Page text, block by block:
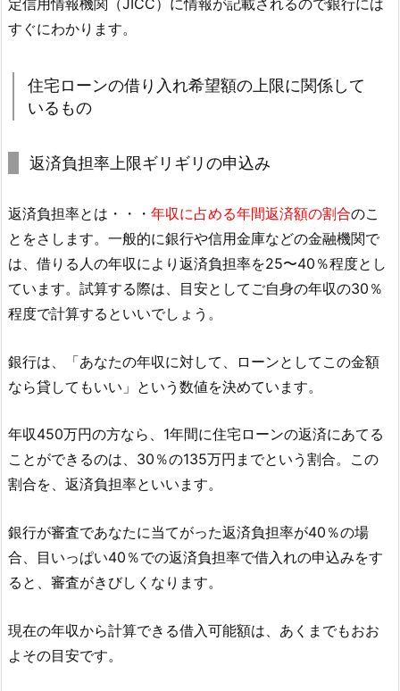
定信用情報機関（JICC）に情報が記載されるので銀行には
すぐにわかります。
住宅ローンの借り入れ希望額の上限に関係して
いるもの
返済負担率上限ギリギリの申込み
返済負担率とは・・・ 年収に占める年間返済額の割合のこ
とをさします。一般的に銀行や信用金庫などの金融機関で
は、借りる人の年収により返済負担率を25〜40％程度とし
ています。試算する際は、目安としてご自身の年収の30％
程度で計算するといいでしょう。
銀行は、「あなたの年収に対して、ローンとしてこの金額
なら貸してもいい」という数値を決めています。
年収450万円の方なら、1年間に住宅ローンの返済にあてる
ことができるのは、30％の135万円までという割合。この
割合を、返済負担率といいます。
銀行が審査であなたに当てがった返済負担率が40％の場
合、目いっぱい40％での返済負担率で借入れの申込みをす
ると、審査がきびしくなります。
現在の年収から計算できる借入可能額は、あくまでもおお
よその目安です。